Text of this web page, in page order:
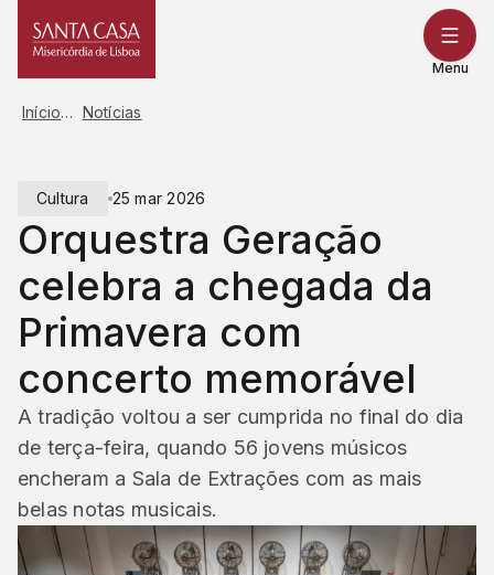
para
Menu
Início Notícias
Cultura 25 mar 2026
Orquestra Geração
celebra a chegada da
Primavera com
concerto memorável
A tradição voltou a ser cumprida no final do dia
de terça-feira, quando 56 jovens músicos
encheram a Sala de Extrações com as mais
belas notas musicais.